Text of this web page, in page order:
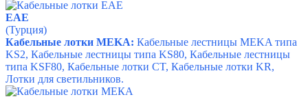
EAE
(Турция)
Кабельные лотки MEKA: Кабельные лестницы MEKA типа
KS2, Кабельные лестницы типа KS80, Кабельные лестницы
типа KSF80, Кабельные лотки CT, Кабельные лотки KR,
Лотки для светильников.